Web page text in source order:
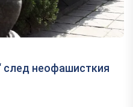
неофашисткия